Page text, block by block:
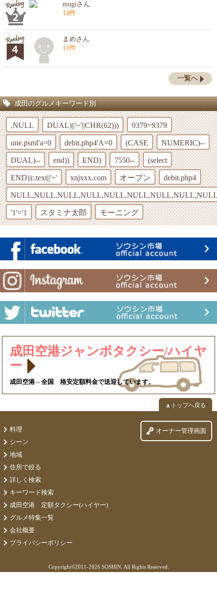
mugiさん
14件
まめさん
11件
一覧へ
成田のグルメキーワード別
,NULL DUAL)||'~'||CHR(62))) 9379=9379
une.psml'a=0 debit.php4'A=0 (CASE NUMERIC)--
DUAL)-- end)) END) 7550-- (select
END))::text||'~' xnjxxx.com オープン debit.php4
'1'='1 スタミナ太郎 モーニング
成田空港ジャンボタクシー/ハイヤ
ー
成田空港⇔全国 格安定額料金で送迎しています。
▲トップへ戻る
料理
シーン
地域
住所で絞る
詳しく検索
キーワード検索
成田空港 定額タクシー(ハイヤー)
グルメ特集一覧
会社概要
プライバシーポリシー
オーナー管理画面
Copyright©2011-2026 SOSHIN. All Rights Reserved.